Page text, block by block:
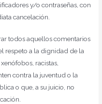
y/o contraseñas, con
cancelación.
todos aquellos comentarios
respeto a la dignidad de la
racistas,
contra la juventud o la
o que, a su juicio, no